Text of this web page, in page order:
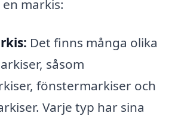
markis:
Det finns många olika
såsom
fönstermarkiser och
Varje typ har sina